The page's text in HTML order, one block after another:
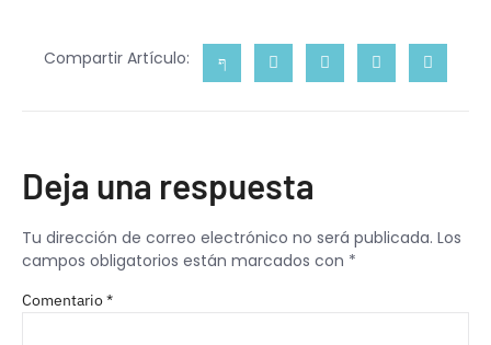
Compartir Artículo:
Deja una respuesta
Tu dirección de correo electrónico no será publicada. Los
campos obligatorios están marcados con *
Comentario*